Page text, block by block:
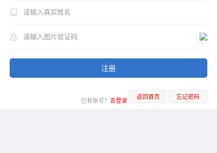
注册
已有账号？ 去登录 返回首页 忘记密码